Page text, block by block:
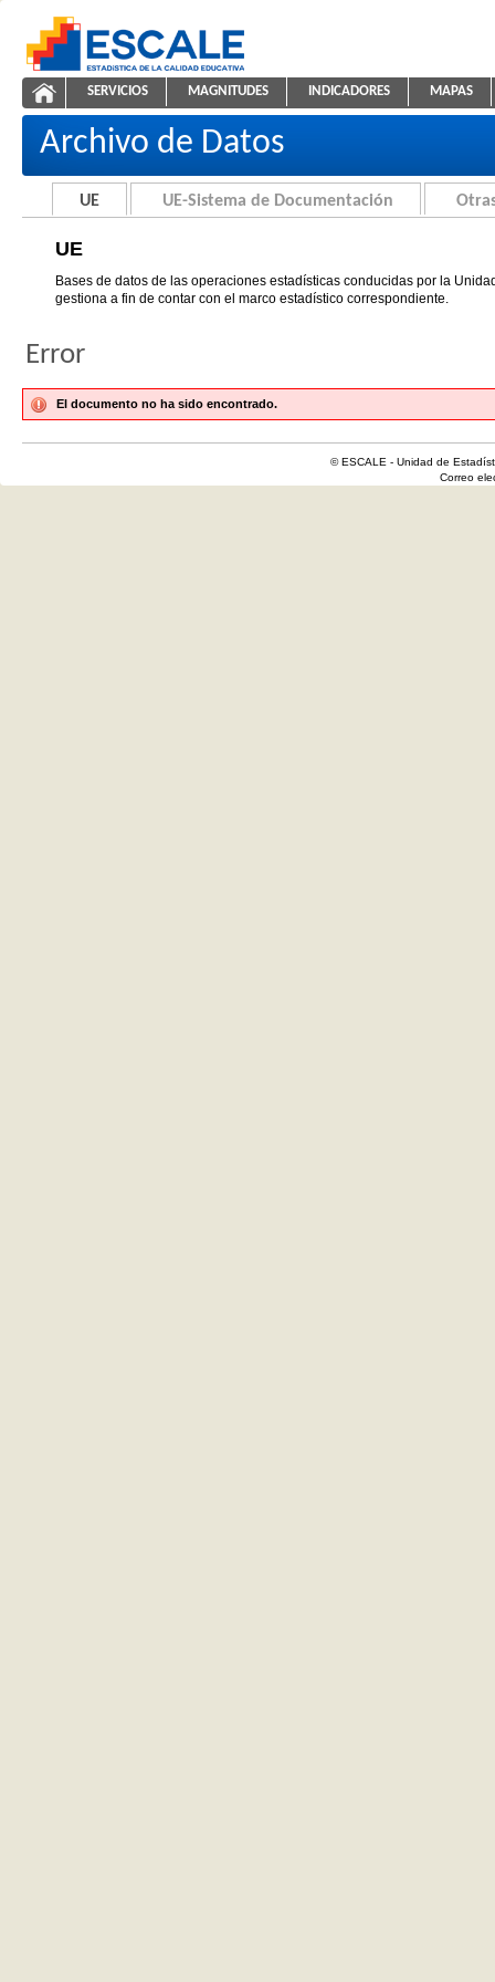
ESCALE - Unidad de Estadística Educativa
UE
NAVEGACIÓN
SERVICIOS MAGNITUDES INDICADORES MAPAS
Archivo de Datos
UE UE-Sistema de Documentación
UE
Bases de datos de las operaciones estadísticas conducidas por la
gestiona a fin de contar con el marco estadístico correspondiente.
Error
El documento no ha sido encontrado.
© ESCALE - Unidad de
Correo